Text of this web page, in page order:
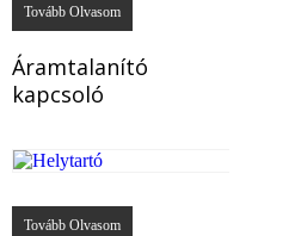
Tovább Olvasom
Áramtalanító
kapcsoló
Tovább Olvasom